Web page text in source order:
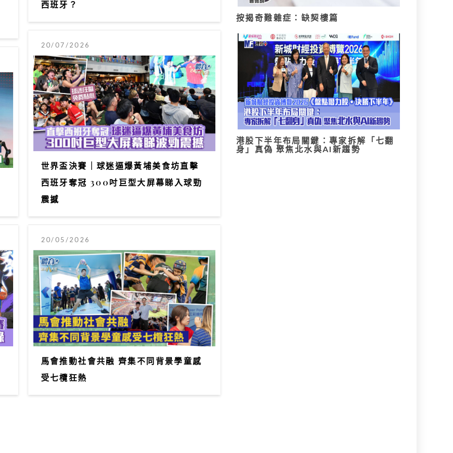
西班牙？
20/07/2026
世界盃決賽｜球迷逼爆黃埔美食坊直擊
西班牙奪冠 300吋巨型大屏幕睇入球勁
震撼
20/05/2026
馬會推動社會共融 齊集不同背景學童感
受七欖狂熱
按揭奇難雜症：缺契樓篇
港股下半年布局關鍵：專家拆解「七翻
身」真偽 聚焦北水與AI新趨勢